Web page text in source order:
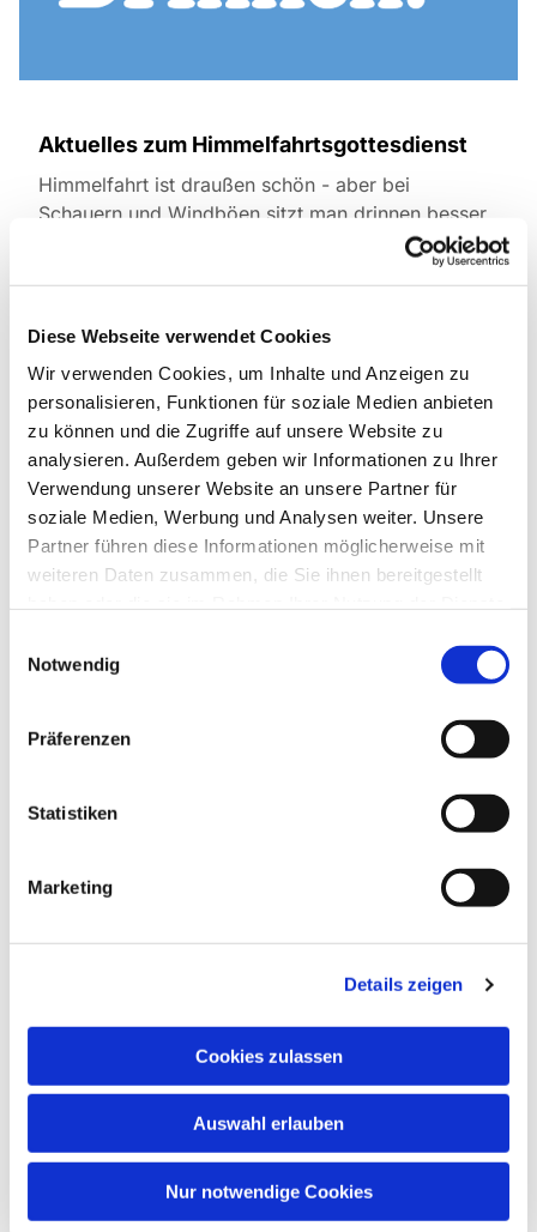
Diese Webseite verwendet Cookies
Wir verwenden Cookies, um Inhalte und Anzeigen zu
personalisieren, Funktionen für soziale Medien anbieten
zu können und die Zugriffe auf unsere Website zu
analysieren. Außerdem geben wir Informationen zu Ihrer
Verwendung unserer Website an unsere Partner für
soziale Medien, Werbung und Analysen weiter. Unsere
Partner führen diese Informationen möglicherweise mit
weiteren Daten zusammen, die Sie ihnen bereitgestellt
Notwendig
Präferenzen
Statistiken
Marketing
Details zeigen
Cookies zulassen
Auswahl erlauben
Nur notwendige Cookies
Aktuelles zum Himmelfahrtsgottesdienst
Himmelfahrt ist draußen schön - aber bei
Schauern und Windböen sitzt man drinnen besser.
Haus Friede öffnet seinen Saal und wir feiern
natürlich auch.
Dies könnte Sie auch
interessieren